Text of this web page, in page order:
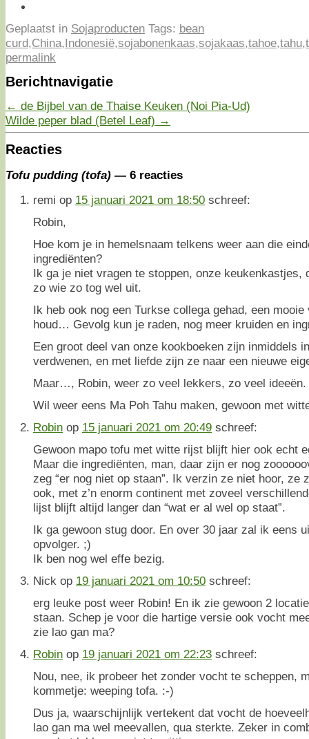
Geplaatst in Sojaproducten Tags: bean
curd,China,Indonesië,sojabonenkaas,sojakaas,tahoe,tahu,
permalink
Berichtnavigatie
← de Bijbel van de Thaise Keuken (Noi Pia-Ud)
Wilde peper blad (Betel Leaf) →
Reacties
Tofu pudding (tofa) — 6 reacties
remi op 15 januari 2021 om 18:50 schreef:
Robin,
Hoe kom je in hemelsnaam telkens weer aan die
ingrediënten?
Ik ga je niet vragen te stoppen, onze keukenkastjes,
zo wie zo tog wel uit.
Ik heb ook nog een Turkse collega gehad, een
houd… Gevolg kun je raden, nog meer kruiden en
Een groot deel van onze kookboeken zijn inmiddels
verdwenen, en met liefde zijn ze naar een nieuwe
Maar…, Robin, weer zo veel lekkers, zo veel ideeën.
Wil weer eens Ma Poh Tahu maken, gewoon met
Robin op 15 januari 2021 om 20:49 schreef:
Gewoon mapo tofu met witte rijst blijft hier ook echt
Maar die ingrediënten, man, daar zijn er nog
zeg “er nog niet op staan”. Ik verzin ze niet hoor, ze
ook, met z’n enorm continent met zoveel
lijst blijft altijd langer dan “wat er al wel op staat”.
Ik ga gewoon stug door. En over 30 jaar zal ik eens
opvolger. ;)
Ik ben nog wel effe bezig.
Nick op 19 januari 2021 om 10:50 schreef:
erg leuke post weer Robin! En ik zie gewoon 2
staan. Schep je voor die hartige versie ook vocht
zie lao gan ma?
Robin op 19 januari 2021 om 22:23 schreef:
Nou, nee, ik probeer het zonder vocht te scheppen,
kommetje: weeping tofa. :-)
Dus ja, waarschijnlijk vertekent dat vocht de
lao gan ma wel meevallen, qua sterkte. Zeker in